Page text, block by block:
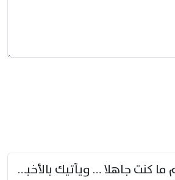
ستبدي لك الأيام ما كنت جاهلا … ويأتيك بالأخبار من لم تزوّد